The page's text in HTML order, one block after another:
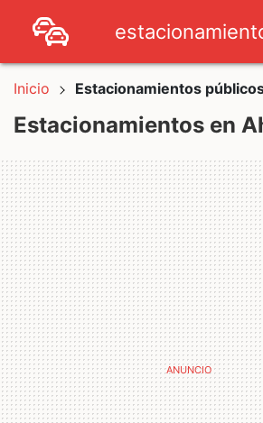
Inicio Estacionamientos
Estacionamientos en